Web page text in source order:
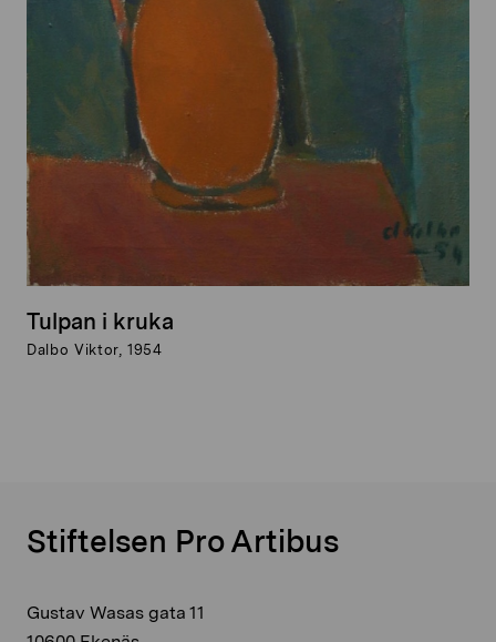
Tulpan i kruka
Dalbo Viktor, 1954
Stiftelsen Pro Artibus
Gustav Wasas gata 11